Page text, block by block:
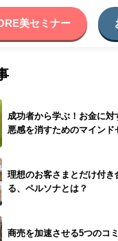
美セミナー
成功者から学ぶ！お金に対
悪感を消すためのマインド
理想のお客さまとだけ付き
る、ペルソナとは？
商売を加速させる5つのコ